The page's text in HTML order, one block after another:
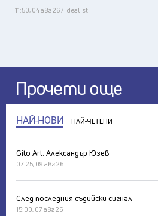
11:50, 04 авг 26 / Idealisti
Прочети още
НАЙ-НОВИ НАЙ-ЧЕТЕНИ
Gito Art: Александър Юзев
07:25, 09 авг 26
След последния съдийски сигнал
15:00, 07 авг 26